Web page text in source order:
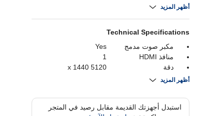
لألعاب سلسة وسريعة
وألوان زاهية
خاصية صورة داخل صورة لتعدد المهام من مصادر
متعددة على شاشة واحدة
أظهر المزيد
Technical Specifications
مكبر صوت مدمج
Yes
منافذ HDMI
1
دقة
5120 x 1440
ابعاد متزنة
وقت الاستجابة
1 ms
تصميم شكل الشاشة
Curved
أظهر المزيد
استبدل أجهزتك القديمة مقابل رصيد في المتجر